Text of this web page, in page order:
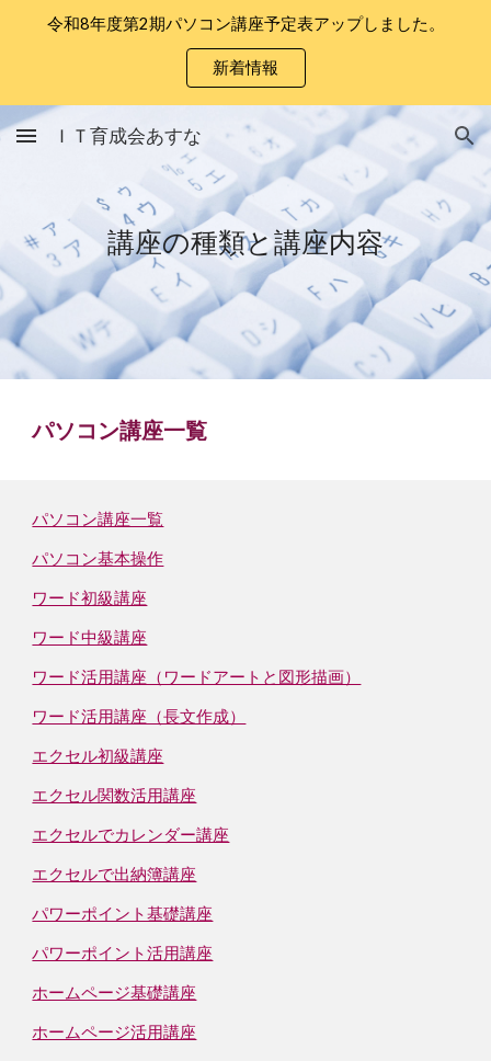
令和8年度第2期パソコン講座予定表アップしました。
新着情報
ＩＴ育成会あすな
講座の種類と講座内容
パソコン講座一覧
パソコン講座一覧
パソコン基本操作
ワード初級講座
ワード中級講座
ワード活用講座（ワードアートと図形描画）
ワード活用講座（長文作成）
エクセル初級講座
エクセル関数活用講座
エクセルでカレンダー講座
エクセルで出納簿講座
パワーポイント基礎講座
パワーポイント活用講座
ホームページ基礎講座
ホームページ活用講座